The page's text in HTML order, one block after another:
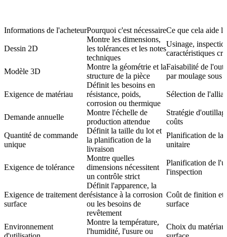
Informations de l'acheteurPourquoi c'est nécessaireCe que cela aide
Dessin 2D
Montre les dimensions,
les tolérances et les notes
techniques
Usinage,
caractéristiques
Modèle 3D
Montre la géométrie et la
structure de la pièce
Faisabilité de
par moulage sous
Exigence de matériau
Définit les besoins en
résistance, poids,
corrosion ou thermique
Sélection de
Demande annuelle
Montre l'échelle de
production attendue
Stratégie
coûts
Quantité de commande
unique
Définit la taille du lot et
la planification de la
livraison
Planification de la
unitaire
Exigence de tolérance
Montre quelles
dimensions nécessitent
un contrôle strict
Planification de
l'inspection
Exigence de traitement de
surface
Définit l'apparence, la
résistance à la corrosion
ou les besoins de
revêtement
Coût de finition et
surface
Environnement
Montre la température,
l'humidité, l'usure ou
Choix du